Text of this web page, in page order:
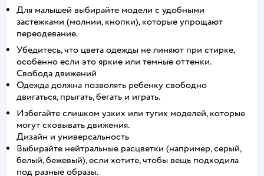
Для малышей выбирайте модели с удобными
застежками (молнии, кнопки), которые упрощают
переодевание.
Убедитесь, что цвета одежды не линяют при стирке,
особенно если это яркие или темные оттенки.
Свобода движений
Одежда должна позволять ребенку свободно
двигаться, прыгать, бегать и играть.
Избегайте слишком узких или тугих моделей, которые
могут сковывать движения.
Дизайн и универсальность
Выбирайте нейтральные расцветки (например, серый,
белый, бежевый), если хотите, чтобы вещь подходила
под разные образы.